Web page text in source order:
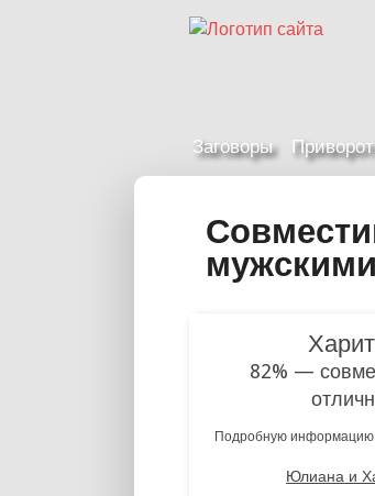
Заговоры
82% —
Подробную информацию
Юлиана и